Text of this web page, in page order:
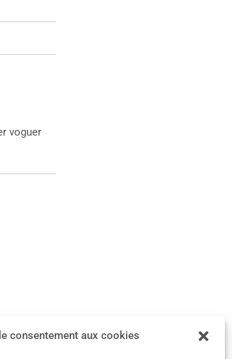
consentement aux cookies
voguer